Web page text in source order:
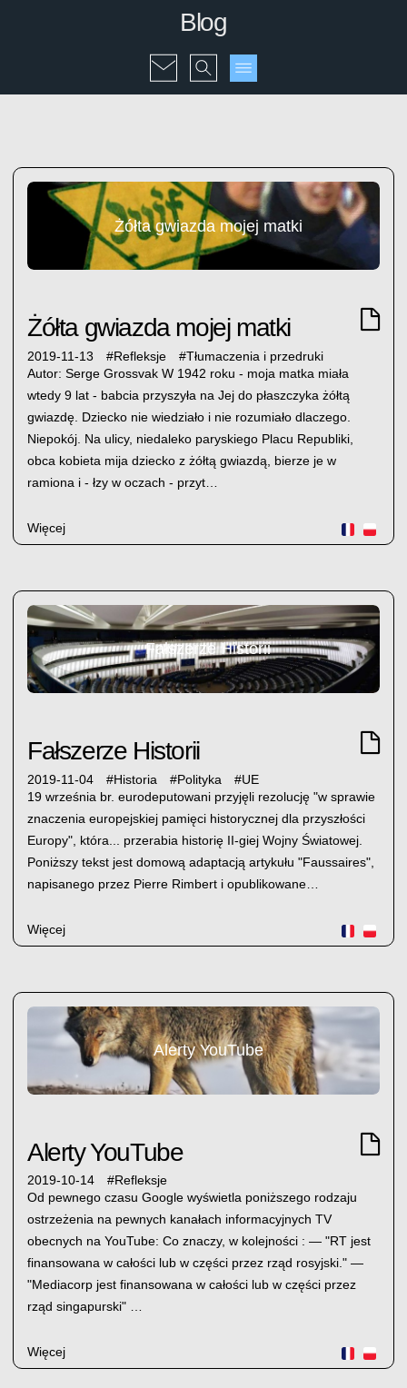
Blog
Żółta gwiazda mojej matki
Żółta gwiazda mojej matki
2019-11-13 #Refleksje #Tłumaczenia i przedruki
Autor: Serge Grossvak W 1942 roku - moja matka miała
wtedy 9 lat - babcia przyszyła na Jej do płaszczyka żółtą
gwiazdę. Dziecko nie wiedziało i nie rozumiało dlaczego.
Niepokój. Na ulicy, niedaleko paryskiego Placu Republiki,
obca kobieta mija dziecko z żółtą gwiazdą, bierze je w
ramiona i - łzy w oczach - przyt…
Więcej
Fałszerze Historii
Fałszerze Historii
2019-11-04 #Historia #Polityka #UE
19 września br. eurodeputowani przyjęli rezolucję "w sprawie
znaczenia europejskiej pamięci historycznej dla przyszłości
Europy", która... przerabia historię II-giej Wojny Światowej.
Poniższy tekst jest domową adaptacją artykułu "Faussaires",
napisanego przez Pierre Rimbert i opublikowane…
Więcej
Alerty YouTube
Alerty YouTube
2019-10-14 #Refleksje
Od pewnego czasu Google wyświetla poniższego rodzaju
ostrzeżenia na pewnych kanałach informacyjnych TV
obecnych na YouTube: Co znaczy, w kolejności : — "RT jest
finansowana w całości lub w części przez rząd rosyjski." —
"Mediacorp jest finansowana w całości lub w części przez
rząd singapurski" …
Więcej